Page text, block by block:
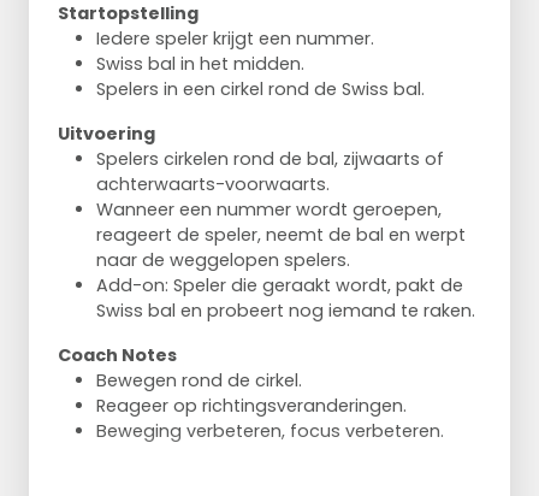
30 seconden
Lig op je buik
Armen en benen van de grond, houd vast
Versterkt onderrug en bilspieren
Startopstelling
Iedere speler krijgt een nummer.
Swiss bal in het midden.
Spelers in een cirkel rond de Swiss bal.
Uitvoering
Spelers cirkelen rond de bal, zijwaarts of
achterwaarts-voorwaarts.
Wanneer een nummer wordt geroepen,
reageert de speler, neemt de bal en werpt
naar de weggelopen spelers.
Add-on: Speler die geraakt wordt, pakt de
Swiss bal en probeert nog iemand te raken.
Coach Notes
Bewegen rond de cirkel.
Reageer op richtingsveranderingen.
Beweging verbeteren, focus verbeteren.